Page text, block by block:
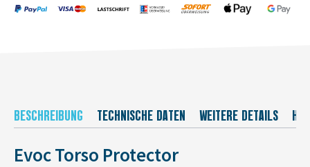
BESCHREIBUNG TECHNISCHE DATEN WEITERE DETAILS
Evoc Torso Protector